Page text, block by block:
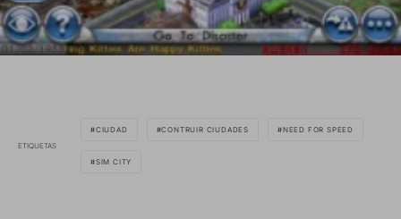
ETIQUETAS
CIUDAD CONTRUIR CIUDADES NEED FOR SPEED
SIM CITY